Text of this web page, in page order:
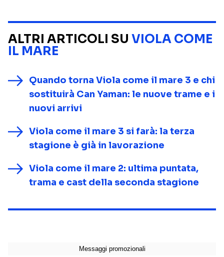
ALTRI ARTICOLI SU VIOLA COME
IL MARE
Quando torna Viola come il mare 3 e chi
sostituirà Can Yaman: le nuove trame e i
nuovi arrivi
Viola come il mare 3 si farà: la terza
stagione è già in lavorazione
Viola come il mare 2: ultima puntata,
trama e cast della seconda stagione